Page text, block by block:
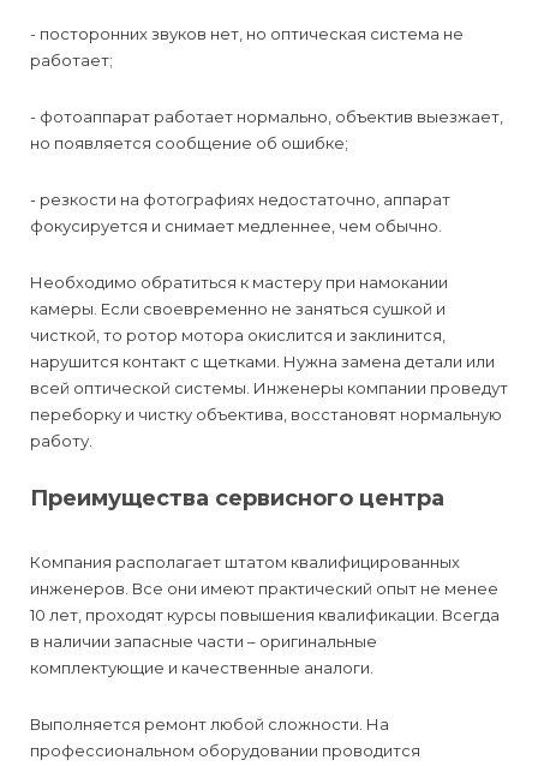
- посторонних звуков нет, но оптическая система не
работает;
- фотоаппарат работает нормально, объектив выезжает,
но появляется сообщение об ошибке;
- резкости на фотографиях недостаточно, аппарат
фокусируется и снимает медленнее, чем обычно.
Необходимо обратиться к мастеру при намокании
камеры. Если своевременно не заняться сушкой и
чисткой, то ротор мотора окислится и заклинится,
нарушится контакт с щетками. Нужна замена детали или
всей оптической системы. Инженеры компании проведут
переборку и чистку объектива, восстановят нормальную
работу.
Преимущества сервисного центра
Компания располагает штатом квалифицированных
инженеров. Все они имеют практический опыт не менее
10 лет, проходят курсы повышения квалификации. Всегда
в наличии запасные части – оригинальные
комплектующие и качественные аналоги.
Выполняется ремонт любой сложности. На
профессиональном оборудовании проводится